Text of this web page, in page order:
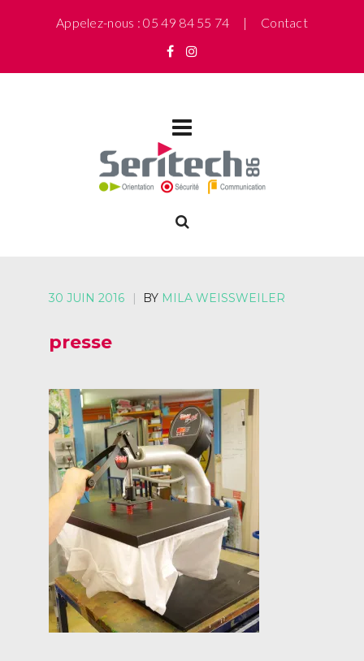
Appelez-nous : 05 49 84 55 74 | Contact
30 JUIN 2016 | BY MILA WEISSWEILER
presse